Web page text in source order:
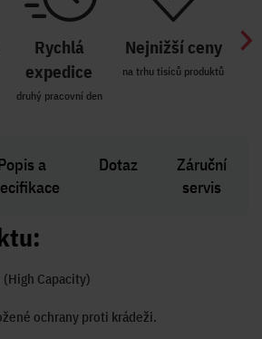
Rychlá
expedice
druhý pracovní den
Nejnižší ceny
na trhu tisíců produktů
a
Dotaz
Záruční
servis
(High Capacity)
ochrany proti krádeži.